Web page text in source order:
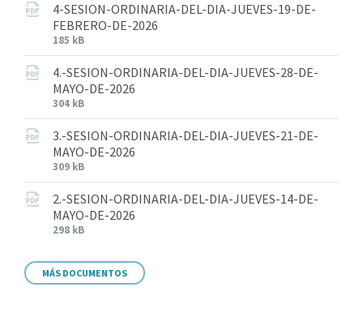
4-SESION-ORDINARIA-DEL-DIA-JUEVES-19-DE-
FEBRERO-DE-2026
185 kB
4.-SESION-ORDINARIA-DEL-DIA-JUEVES-28-DE-
MAYO-DE-2026
304 kB
3.-SESION-ORDINARIA-DEL-DIA-JUEVES-21-DE-
MAYO-DE-2026
309 kB
2.-SESION-ORDINARIA-DEL-DIA-JUEVES-14-DE-
MAYO-DE-2026
298 kB
MÁS DOCUMENTOS